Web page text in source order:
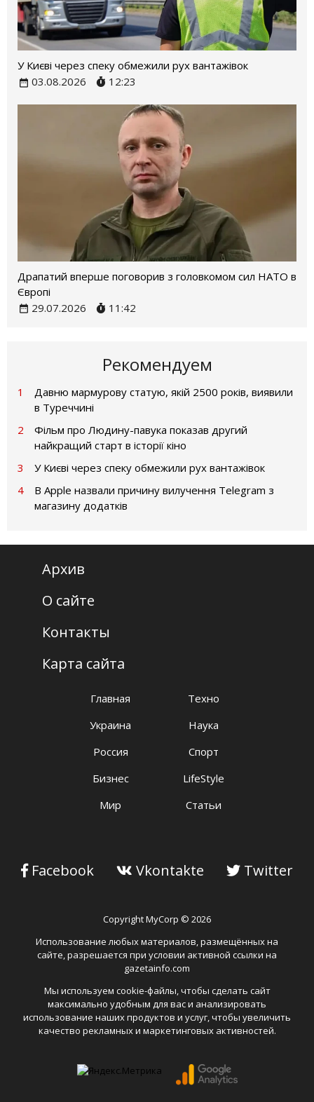
У Києві через спеку обмежили рух вантажівок
03.08.2026
12:23
Драпатий вперше поговорив з головкомом сил НАТО в
Європі
29.07.2026
11:42
Рекомендуем
1
Давню мармурову статую, якій 2500 років, виявили
в Туреччині
2
Фільм про Людину-павука показав другий
найкращий старт в історії кіно
3
У Києві через спеку обмежили рух вантажівок
4
В Apple назвали причину вилучення Telegram з
магазину додатків
Copyright MyCorp © 2026
Использование любых материалов, размещённых на
сайте, разрешается при условии активной ссылки на
gazetainfo.com
Мы используем cookie-файлы, чтобы сделать сайт
максимально удобным для вас и анализировать
использование наших продуктов и услуг, чтобы увеличить
качество рекламных и маркетинговых активностей.
Главная
Украина
Россия
Бизнес
Мир
Техно
Наука
Спорт
LifeStyle
Статьи
Facebook Vkontakte Twitter
Архив
О сайте
Контакты
Карта сайта